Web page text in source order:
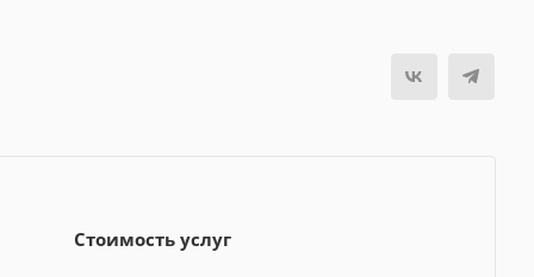
Стоимость услуг